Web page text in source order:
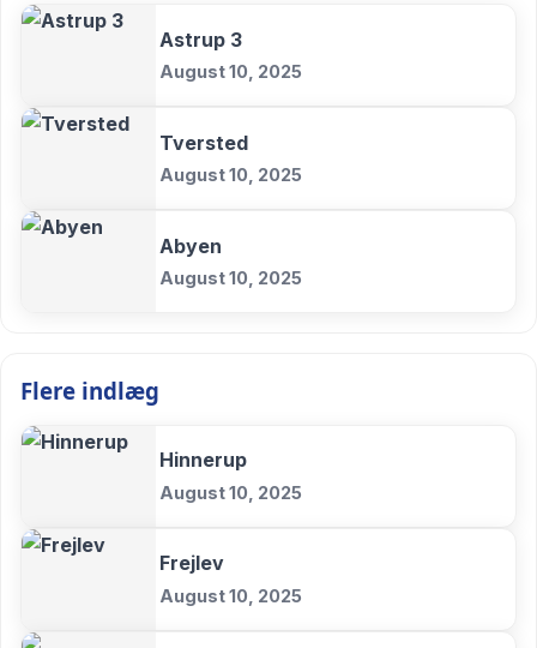
Astrup 3
August 10, 2025
Tversted
August 10, 2025
Abyen
August 10, 2025
Flere indlæg
Hinnerup
August 10, 2025
Frejlev
August 10, 2025